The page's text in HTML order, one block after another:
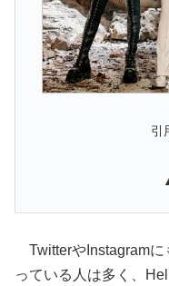
引
TwitterやInstagramに
っている人は多く、